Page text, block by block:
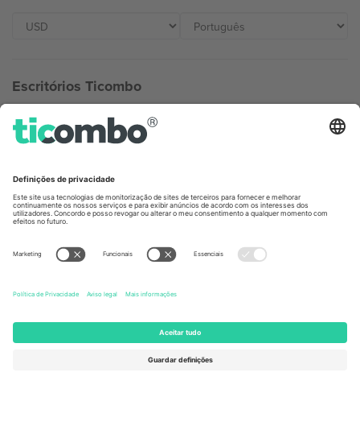
Escritórios Ticombo
Germany
Unter den Linden 24, 10117
United States
Newark, Delaware 19713, United
Switzerland
Engelberg, Switzerland
Bulgaria
Regus Sofia City West, bul
Totleben 53-55, 1606 Sofia,
UAE Dubai Silicon Oasis, DDP
Building A1, Office 302, Dubai,
United Arab Emirates